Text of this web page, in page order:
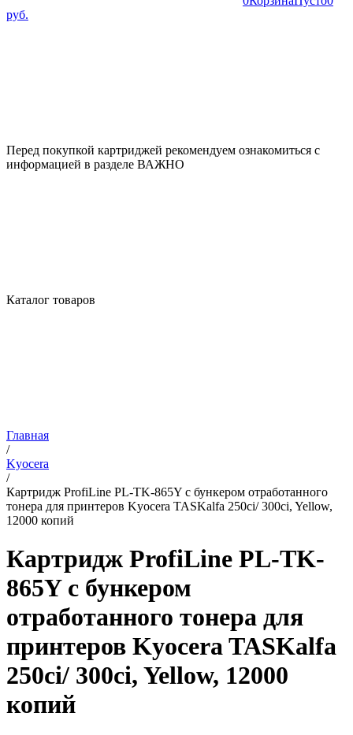
руб.
Перед покупкой картриджей рекомендуем ознакомиться с
информацией в разделе ВАЖНО
Каталог товаров
Главная
/
Kyocera
/
Картридж ProfiLine PL-TK-865Y с бункером отработанного
тонера для принтеров Kyocera TASKalfa 250ci/ 300ci, Yellow,
12000 копий
Картридж ProfiLine PL-TK-
865Y с бункером
отработанного тонера для
принтеров Kyocera TASKalfa
250ci/ 300ci, Yellow, 12000
копий